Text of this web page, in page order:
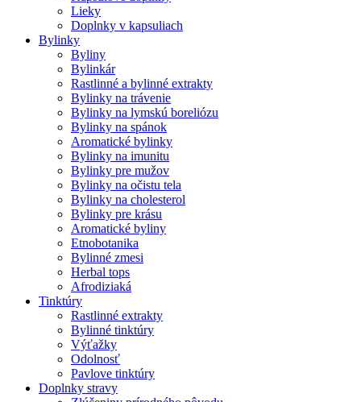
Lieky
Doplnky v kapsuliach
Bylinky
Byliny
Bylinkár
Rastlinné a bylinné extrakty
Bylinky na trávenie
Bylinky na lymskú boreliózu
Bylinky na spánok
Aromatické bylinky
Bylinky na imunitu
Bylinky pre mužov
Bylinky na očistu tela
Bylinky na cholesterol
Bylinky pre krásu
Aromatické byliny
Etnobotanika
Bylinné zmesi
Herbal tops
Afrodiziaká
Tinktúry
Rastlinné extrakty
Bylinné tinktúry
Výťažky
Odolnosť
Pavlove tinktúry
Doplnky stravy